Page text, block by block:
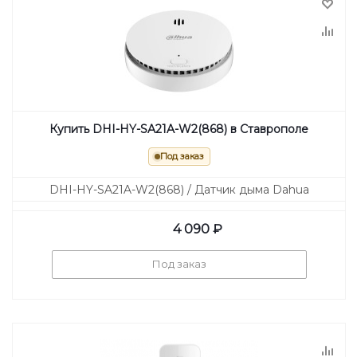
Купить DHI-HY-SA21A-W2(868) в Ставрополе
Под заказ
DHI-HY-SA21A-W2(868) / Датчик дыма Dahua
4 090 ₽
Под заказ